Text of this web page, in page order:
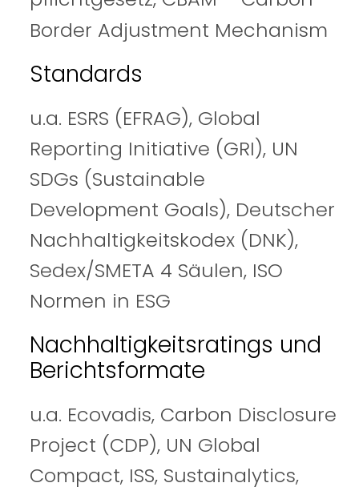
Border Adjustment Mechanism
Standards
u.a. ESRS (EFRAG), Global
Reporting Initiative (GRI), UN
SDGs (Sustainable
Development Goals), Deutscher
Nachhaltigkeitskodex (DNK),
Sedex/SMETA 4 Säulen, ISO
Normen in ESG
Nachhaltigkeitsratings und
Berichtsformate
u.a. Ecovadis, Carbon Disclosure
Project (CDP), UN Global
Compact, ISS, Sustainalytics,